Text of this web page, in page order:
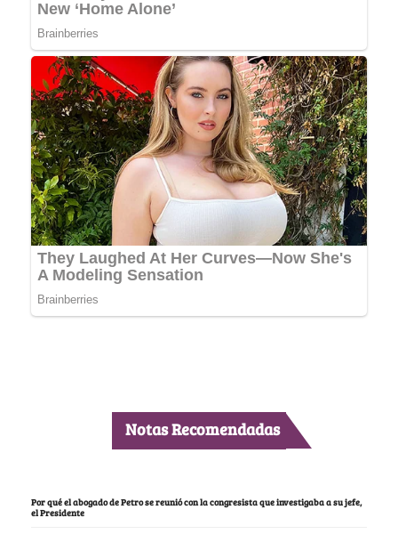
Notas Recomendadas
Por qué el abogado de Petro se reunió con la congresista que investigaba a su jefe,
el Presidente